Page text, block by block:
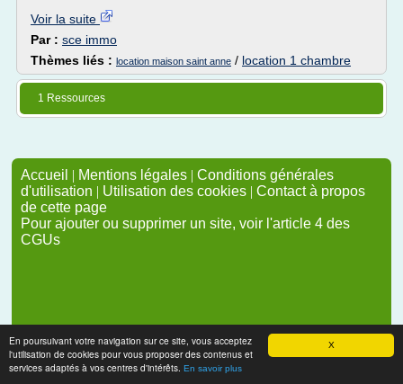
X
En poursuivant votre navigation sur ce site, vous acceptez
l'utilisation de cookies pour vous proposer des contenus et
services adaptés à vos centres d'intérêts. En savoir plus
Voir la suite
Par : sce immo
Thèmes liés : location maison saint anne / location 1 chambre
1 Ressources
Accueil | Mentions légales | Conditions générales
d'utilisation | Utilisation des cookies | Contact à propos
de cette page
Pour ajouter ou supprimer un site, voir l'article 4 des
CGUs